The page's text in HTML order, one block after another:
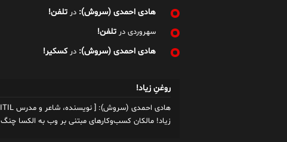
هادی احمدی (سروش): درتلفن!
سهروردی درتلفن!
هادی احمدی (سروش): درکسکیر!
روغنِ زیاد!
زیاد! مالکان کسب‌وکارهای مبتنی بر وب به الکسا چنگ